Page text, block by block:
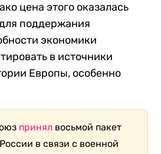
цена этого оказалась
поддержания
экономики
в источники
Европы, особенно
принял восьмой пакет
в связи с военной